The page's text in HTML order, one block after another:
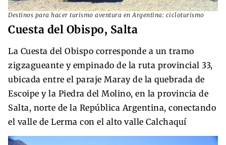
Destinos para hacer turismo aventura en Argentina: cicloturismo
Cuesta del Obispo, Salta
La Cuesta del Obispo corresponde a un tramo
zigzagueante y empinado de la ruta provincial 33,
ubicada entre el paraje Maray de la quebrada de
Escoipe y la Piedra del Molino, en la provincia de
Salta, norte de la República Argentina, conectando
el valle de Lerma con el alto valle Calchaquí